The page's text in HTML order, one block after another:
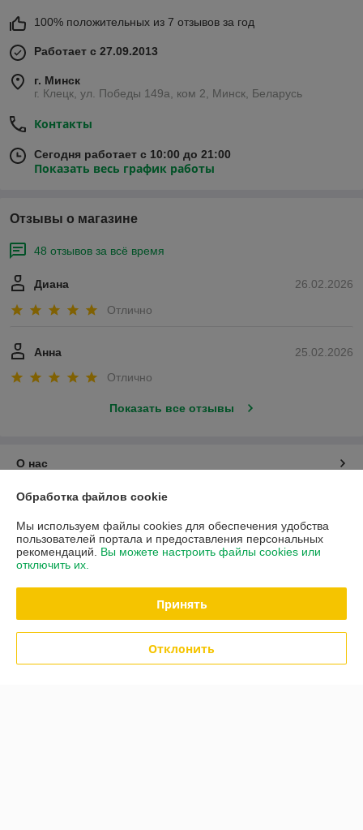
100% положительных из 7 отзывов за год
Работает с 27.09.2013
г. Минск
г. Клецк, ул. Победы 149а, ком 2, Минск, Беларусь
Контакты
Сегодня работает с 10:00 до 21:00
Показать весь график работы
Отзывы о магазине
48 отзывов за всё время
26.02.2026
Диана
Отлично
25.02.2026
Анна
Отлично
Показать все отзывы
О нас
Контакты
Доставка и оплата
Полная версия сайта
Политика обработки cookies
Обработка файлов cookie
Мы используем файлы cookies для обеспечения удобства
пользователей портала и предоставления персональных
рекомендаций. Вы можете настроить файлы cookies или
отключить их.
Принять
Отклонить